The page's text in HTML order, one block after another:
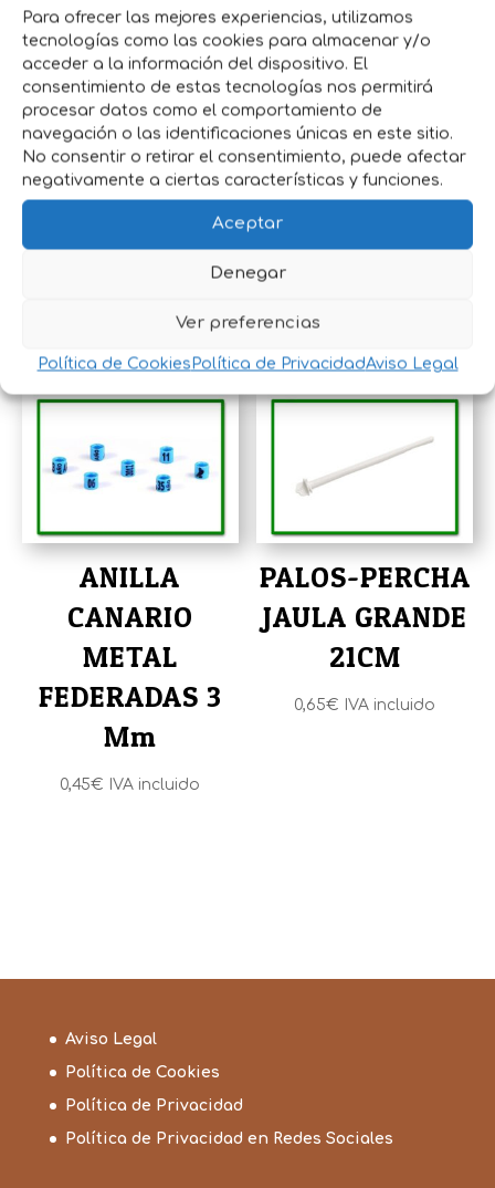
Para ofrecer las mejores experiencias, utilizamos
tecnologías como las cookies para almacenar y/o
acceder a la información del dispositivo. El
consentimiento de estas tecnologías nos permitirá
procesar datos como el comportamiento de
navegación o las identificaciones únicas en este sitio.
No consentir o retirar el consentimiento, puede afectar
negativamente a ciertas características y funciones.
Aceptar
Denegar
Ver preferencias
Política de Cookies Política de PrivacidadAviso Legal
PINZAS SUJETA
ARENA
5,20€ -
desde
hasta
ANILLA
CANARIO
METAL
FEDERADAS 3
Mm
0,45€ IVA incluido
PALOS-PERCHA
JAULA GRANDE
21CM
0,65€ IVA incluido
Aviso Legal
Política de Cookies
Política de Privacidad
Política de Privacidad en Redes Sociales